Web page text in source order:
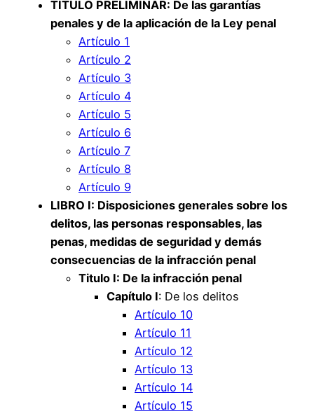
TÍTULO PRELIMINAR: De las garantías
penales y de la aplicación de la Ley penal
Artículo 1
Artículo 2
Artículo 3
Artículo 4
Artículo 5
Artículo 6
Artículo 7
Artículo 8
Artículo 9
LIBRO I: Disposiciones generales sobre los
delitos, las personas responsables, las
penas, medidas de seguridad y demás
consecuencias de la infracción penal
Titulo I: De la infracción penal
Capítulo I: De los delitos
Artículo 10
Artículo 11
Artículo 12
Artículo 13
Artículo 14
Artículo 15